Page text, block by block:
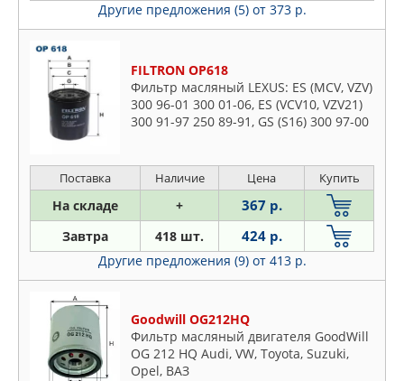
Другие предложения (5) от 373 р.
FILTRON OP618
Фильтр масляный LEXUS: ES (MCV, VZV)
300 96-01 300 01-06, ES (VCV10, VZV21)
300 91-97 250 89-91, GS (S16) 300 97-00
Поставка Наличие Цена Купить
На складе + 367 р.
Завтра 418 шт. 424 р.
Другие предложения (9) от 413 р.
Goodwill OG212HQ
Фильтр масляный двигателя GoodWill
OG 212 HQ Audi, VW, Toyota, Suzuki,
Opel, ВАЗ